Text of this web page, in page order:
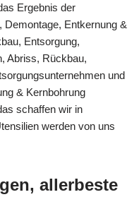
Ergebnis der
Demontage, Entkernung &
Entsorgung,
Abriss, Rückbau,
und
& Kernbohrung
schaffen wir in
werden von uns
allerbeste